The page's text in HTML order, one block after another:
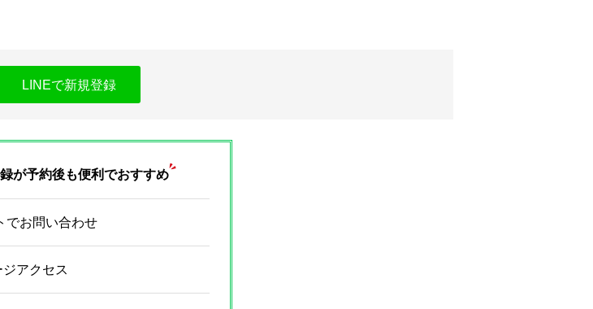
LINEで新規登録
が予約後も便利でおすすめ
でお問い合わせ
アクセス